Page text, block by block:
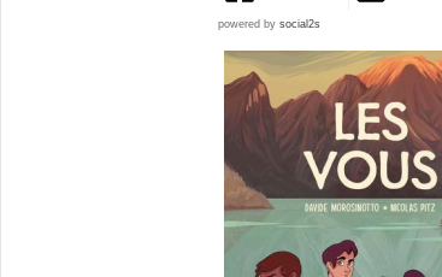
powered by social2s